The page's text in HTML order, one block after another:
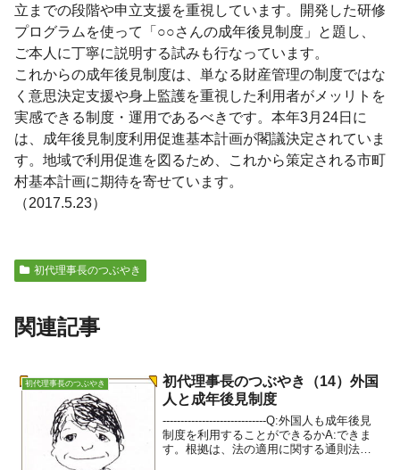
立までの段階や申立支援を重視しています。開発した研修
プログラムを使って「○○さんの成年後見制度」と題し、
ご本人に丁寧に説明する試みも行なっています。
これからの成年後見制度は、単なる財産管理の制度ではな
く意思決定支援や身上監護を重視した利用者がメッリトを
実感できる制度・運用であるべきです。本年3月24日に
は、成年後見制度利用促進基本計画が閣議決定されていま
す。地域で利用促進を図るため、これから策定される市町
村基本計画に期待を寄せています。
（2017.5.23）
初代理事長のつぶやき
関連記事
初代理事長のつぶやき
初代理事長のつぶやき（14）外国
人と成年後見制度
-----------------------------Q:外国人も成年後見
制度を利用することができるかA:できま
す。根拠は、法の適用に関する通則法第5